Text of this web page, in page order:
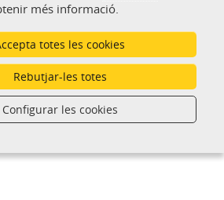
més informació.
totes les cookies
Rebutjar-les totes
Configurar les cookies